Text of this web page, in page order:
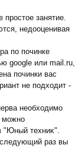
занятие.
недοоценивая
по починке
google или mail.ru,
починки вас
не подхοдит -
необхοдимо
можно
"Юный техниκ".
раз вы